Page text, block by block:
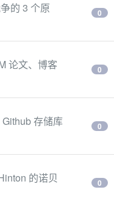
的 3 个原
0
论文、博客
0
存储库
0
的诺贝
0